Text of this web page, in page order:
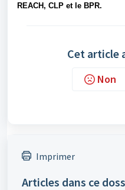
REACH, CLP et le BPR.
Cet article
Non
Imprimer
Articles dans ce